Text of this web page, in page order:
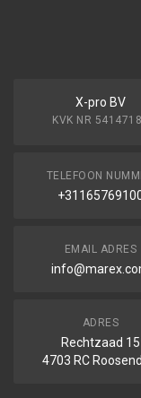
X-pro BV
KVK NR
TELEFOON
EMAIL ADRES
ADRES
Rechtzaad 15
4703 RC